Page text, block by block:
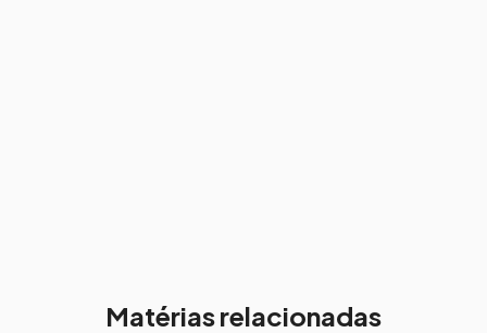
Matérias relacionadas